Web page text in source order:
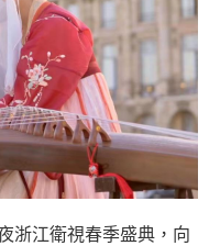
浙江衛視春季盛典，向